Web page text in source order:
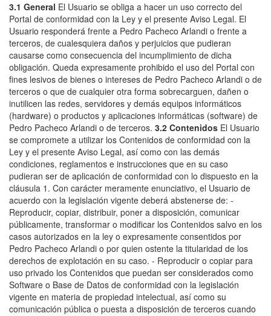
3.1 General El Usuario se obliga a hacer un uso correcto del
Portal de conformidad con la Ley y el presente Aviso Legal. El
Usuario responderá frente a Pedro Pacheco Arlandi o frente a
terceros, de cualesquiera daños y perjuicios que pudieran
causarse como consecuencia del incumplimiento de dicha
obligación. Queda expresamente prohibido el uso del Portal con
fines lesivos de bienes o intereses de Pedro Pacheco Arlandi o de
terceros o que de cualquier otra forma sobrecarguen, dañen o
inutilicen las redes, servidores y demás equipos informáticos
(hardware) o productos y aplicaciones informáticas (software) de
Pedro Pacheco Arlandi o de terceros. 3.2 Contenidos El Usuario
se compromete a utilizar los Contenidos de conformidad con la
Ley y el presente Aviso Legal, así como con las demás
condiciones, reglamentos e instrucciones que en su caso
pudieran ser de aplicación de conformidad con lo dispuesto en la
cláusula 1. Con carácter meramente enunciativo, el Usuario de
acuerdo con la legislación vigente deberá abstenerse de: -
Reproducir, copiar, distribuir, poner a disposición, comunicar
públicamente, transformar o modificar los Contenidos salvo en los
casos autorizados en la ley o expresamente consentidos por
Pedro Pacheco Arlandi o por quien ostente la titularidad de los
derechos de explotación en su caso. - Reproducir o copiar para
uso privado los Contenidos que puedan ser considerados como
Software o Base de Datos de conformidad con la legislación
vigente en materia de propiedad intelectual, así como su
comunicación pública o puesta a disposición de terceros cuando